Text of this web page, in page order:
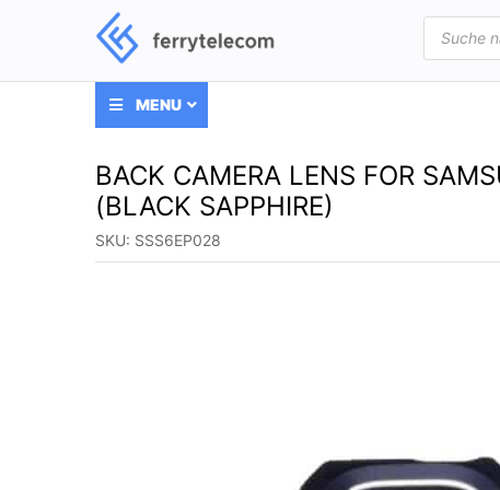
Products
search
MENU
BACK CAMERA LENS FOR
(BLACK SAPPHIRE)
SKU: SSS6EP028